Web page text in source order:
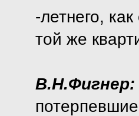
-летнего,
той же
В.Н.Фигнер: